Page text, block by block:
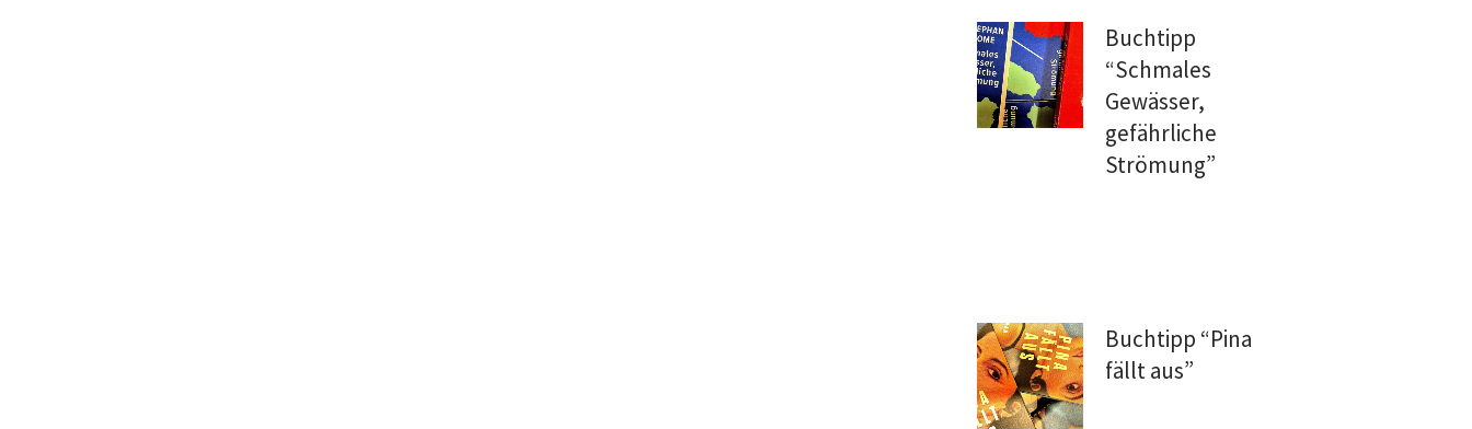
Buchtipp
“Schmales
Gewässer,
gefährliche
Strömung”
Buchtipp “Pina
fällt aus”